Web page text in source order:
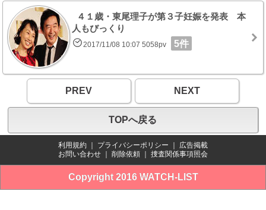
４１歳・東尾理子が第３子妊娠を発表 本
人もびっくり
2017/11/08 10:07 5058pv 5件
PREV NEXT
TOPへ戻る
利用規約 プライバシーポリシー
広告掲載
お問い合わせ
削除依頼 捜査関係事項照会
Copyright 2016 WATCH-LIST